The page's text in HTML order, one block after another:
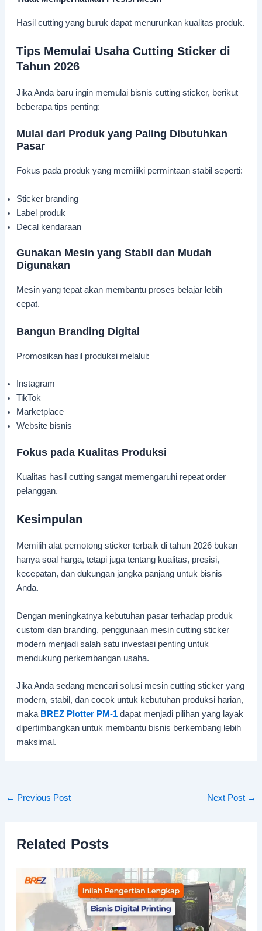
Hasil cutting yang buruk dapat menurunkan kualitas produk.
Tips Memulai Usaha Cutting Sticker di
Tahun 2026
Jika Anda baru ingin memulai bisnis cutting sticker, berikut
beberapa tips penting:
Mulai dari Produk yang Paling Dibutuhkan
Pasar
Fokus pada produk yang memiliki permintaan stabil seperti:
Sticker branding
Label produk
Decal kendaraan
Gunakan Mesin yang Stabil dan Mudah
Digunakan
Mesin yang tepat akan membantu proses belajar lebih
cepat.
Bangun Branding Digital
Promosikan hasil produksi melalui:
Instagram
TikTok
Marketplace
Website bisnis
Fokus pada Kualitas Produksi
Kualitas hasil cutting sangat memengaruhi repeat order
pelanggan.
Kesimpulan
Memilih alat pemotong sticker terbaik di tahun 2026 bukan
hanya soal harga, tetapi juga tentang kualitas, presisi,
kecepatan, dan dukungan jangka panjang untuk bisnis
Anda.
Dengan meningkatnya kebutuhan pasar terhadap produk
custom dan branding, penggunaan mesin cutting sticker
modern menjadi salah satu investasi penting untuk
mendukung perkembangan usaha.
Jika Anda sedang mencari solusi mesin cutting sticker yang
modern, stabil, dan cocok untuk kebutuhan produksi harian,
maka BREZ Plotter PM-1dapat menjadi pilihan yang layak
dipertimbangkan untuk membantu bisnis berkembang lebih
maksimal.
← Previous Post Next Post →
Related Posts